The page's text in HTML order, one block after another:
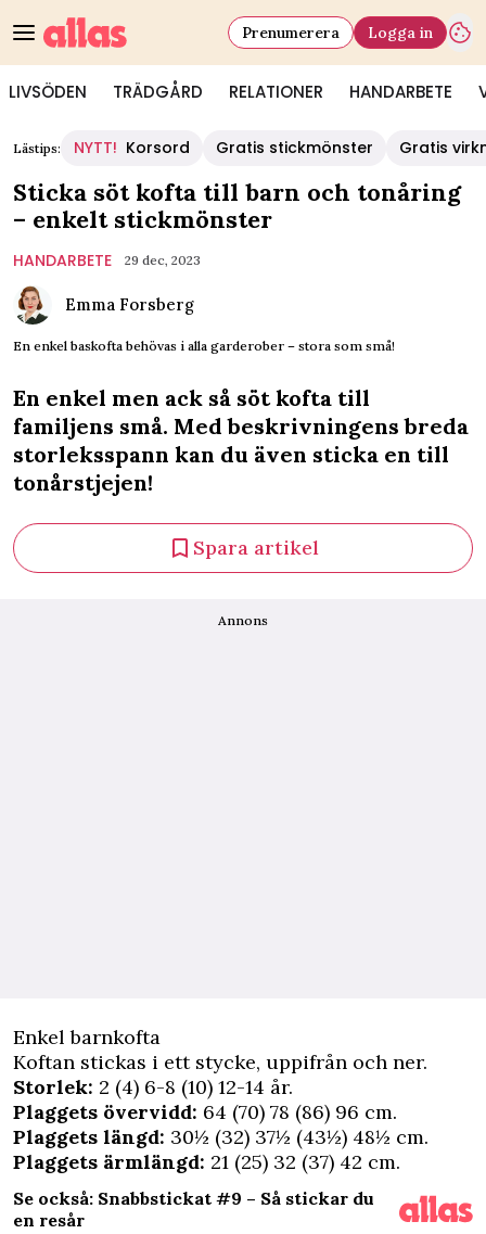
LIVSÖDEN TRÄDGÅRD RELATIONER HANDARBETE
Prenumerera Logga in
Lästips: NYTT! Korsord Gratis stickmönster Gratis
Sticka söt kofta till barn och tonåring
– enkelt stickmönster
HANDARBETE 29 dec, 2023
Emma Forsberg
En enkel baskofta behövas i alla garderober – stora som små!
En enkel men ack så söt kofta till
familjens små. Med beskrivningens breda
storleksspann kan du även sticka en till
tonårstjejen!
Spara artikel
Annons
Enkel barnkofta
Koftan stickas i ett stycke, uppifrån och ner.
Storlek: 2 (4) 6-8 (10) 12-14 år.
Plaggets övervidd: 64 (70) 78 (86) 96 cm.
Plaggets längd: 30½ (32) 37½ (43½) 48½ cm.
Plaggets ärmlängd: 21 (25) 32 (37) 42 cm.
Se också: Snabbstickat #9 – Så stickar du
en resår